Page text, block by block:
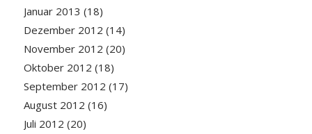
Januar 2013 (18)
Dezember 2012 (14)
November 2012 (20)
Oktober 2012 (18)
September 2012 (17)
August 2012 (16)
Juli 2012 (20)